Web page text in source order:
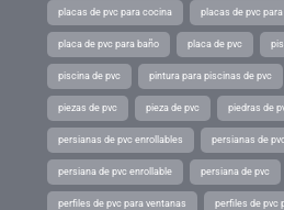
placas de pvc para cocina placas de pvc
placa de pvc para baño placa de pvc
piscina de pvc pintura para piscinas de pvc
piezas de pvc pieza de pvc piedras de
persianas de pvc enrollables persianas de
persiana de pvc enrollable persiana de pvc
perfiles de pvc para ventanas perfiles de pvc